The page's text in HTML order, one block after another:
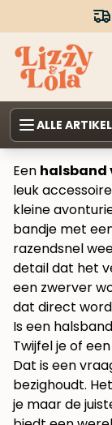
ALLE
Een halsband
leuk
kleine
bandje met
razendsnel
detail dat het
een zwerver
dat direct
Is een
Twijfel je of
Dat is een
bezighoudt.
je maar de